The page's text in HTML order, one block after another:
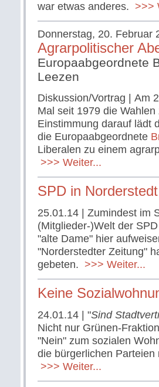
war etwas anderes. >>>
Donnerstag, 20. Februar
Agrarpolitischer
Europaabgeordnete
Leezen
Diskussion/Vortrag | Am
Mal seit 1979 die
Einstimmung darauf lädt
die Europaabgeordnete
Liberalen zu einem
>>> Weiter...
SPD in
25.01.14 | Zumindest im
(Mitglieder-)Welt der
"alte Dame" hier
"Norderstedter Zeitung"
gebeten. >>> Weiter...
Keine
24.01.14 | "Sind
Nicht nur Grünen-
"Nein" zum sozialen
die bürgerlichen
>>> Weiter...